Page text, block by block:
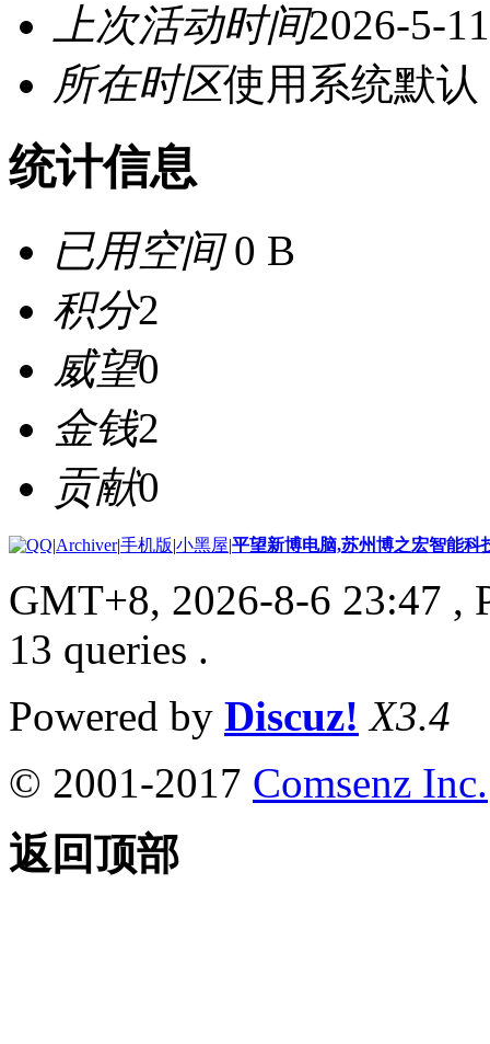
上次活动时间2026-5-
所在时区使用系统默认
统计信息
已用空间0 B
积分2
威望0
金钱2
贡献0
|Archiver|手机版|小黑屋|平望新博电脑,苏州博之宏智能科
GMT+8, 2026-8-6 23:47 ,
13 queries .
Powered by Discuz! X3.4
© 2001-2017 Comsenz Inc.
返回顶部